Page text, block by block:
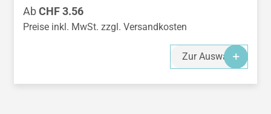
Regulärer Preis:
AbCHF 3.56
Preise inkl. MwSt. zzgl. Versandkosten
Zur Auswahl